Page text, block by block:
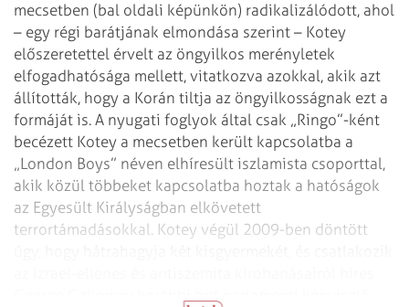
mecsetben (bal oldali képünkön) radikalizálódott, ahol
– egy régi barátjának elmondása szerint – Kotey
előszeretettel érvelt az öngyilkos merényletek
elfogadhatósága mellett, vitatkozva azokkal, akik azt
állították, hogy a Korán tiltja az öngyilkosságnak ezt a
formáját is. A nyugati foglyok által csak „Ringo”-ként
becézett Kotey a mecsetben került kapcsolatba a
„London Boys” néven elhíresült iszlamista csoporttal,
akik közül többeket kapcsolatba hoztak a hatóságok
az Egyesült Királyságban elkövetett
terrortámadásokkal. Kotey végül 2009-ben döntött